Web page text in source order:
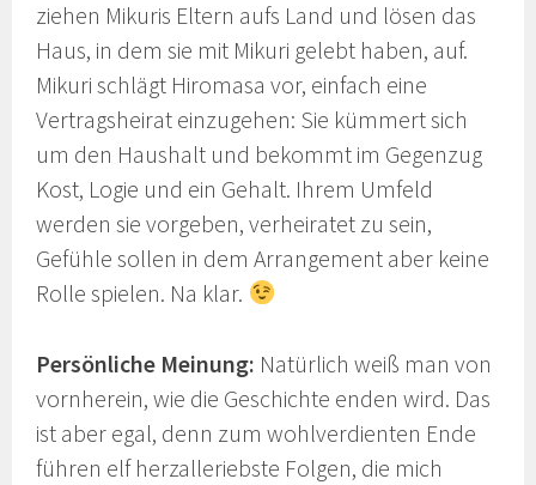
ziehen Mikuris Eltern aufs Land und lösen das
Haus, in dem sie mit Mikuri gelebt haben, auf.
Mikuri schlägt Hiromasa vor, einfach eine
Vertragsheirat einzugehen: Sie kümmert sich
um den Haushalt und bekommt im Gegenzug
Kost, Logie und ein Gehalt. Ihrem Umfeld
werden sie vorgeben, verheiratet zu sein,
Gefühle sollen in dem Arrangement aber keine
Rolle spielen. Na klar.
Persönliche Meinung: Natürlich weiß man von
vornherein, wie die Geschichte enden wird. Das
ist aber egal, denn zum wohlverdienten Ende
führen elf herzalleriebste Folgen, die mich